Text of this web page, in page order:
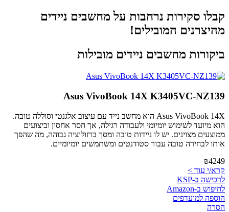
קבלו סקירות נרחבות על מחשבים ניידים
מהיצרנים המובילים!
ביקורות מחשבים ניידים מובילות
Asus VivoBook 14X K3405VC-NZ139
Asus VivoBook 14X הוא מחשב נייד עם עיצוב אלגנטי וסוללה טובה.
הוא מיועד לשימוש יומיומי ולעבודה רגילה, אך חסר אחסון וביצועים
ממוצעים מצוינים. יש לו ניידות טובה ומסך ברזולוציה גבוהה, מה שהפך
אותו לבחירה טובה עבור סטודנטים ומשתמשים יומיומיים.
₪4249
קרא/י עוד >
לרכישה ב-KSP
לחיפוש ב-Amazon
הוספה למועדפים
הסרה